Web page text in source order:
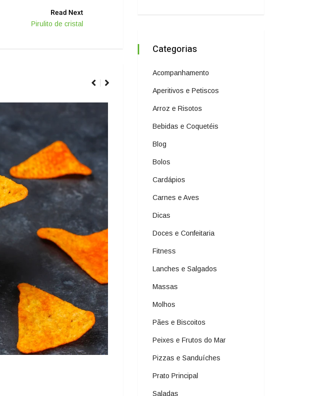
Read Next
Pirulito de cristal
ARROZ E RISOTOS
Arroz Branco Classico
Categorias
Acompanhamento
Aperitivos e Petiscos
Arroz e Risotos
Bebidas e Coquetéis
Blog
Bolos
Cardápios
Carnes e Aves
Dicas
Doces e Confeitaria
Fitness
Lanches e Salgados
Massas
Molhos
Pães e Biscoitos
Peixes e Frutos do Mar
Pizzas e Sanduíches
Prato Principal
Saladas